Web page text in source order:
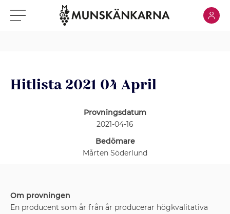
Klicka för meny Klicka
Hitlista 2021 04 April
Provningsdatum
2021-04-16
Bedömare
Mårten Söderlund
Om provningen
En producent som år från år producerar högkvalitativa